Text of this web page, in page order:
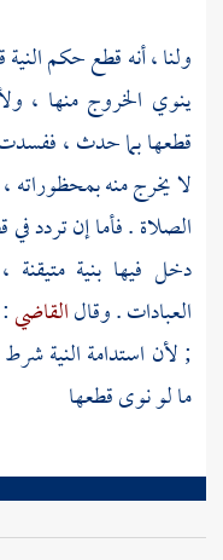
ولنا ، أنه قطع حكم
ينوي الخروج منها ،
قطعها بما حدث ،
لا يخرج منه بمحظوراته
الصلاة . فأما إن تردد
دخل فيها بنية
العبادات . وقالالقاضي
; لأن استدامة النية
ما لو نوى قطعها